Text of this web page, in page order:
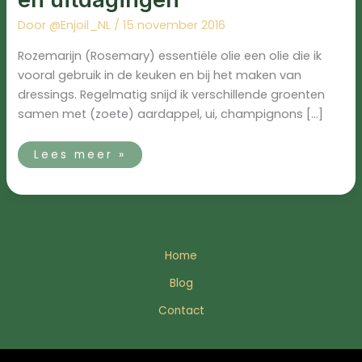
Door@Enjoil_NL /15 november 2016
Rozemarijn (Rosemary) essentiële olie een olie die ik
vooral gebruik in de keuken en bij het maken van
dressings. Regelmatig snijd ik verschillende groenten
samen met (zoete) aardappel, ui, champignons […]
Lees meer »
Home
Blog
Contact